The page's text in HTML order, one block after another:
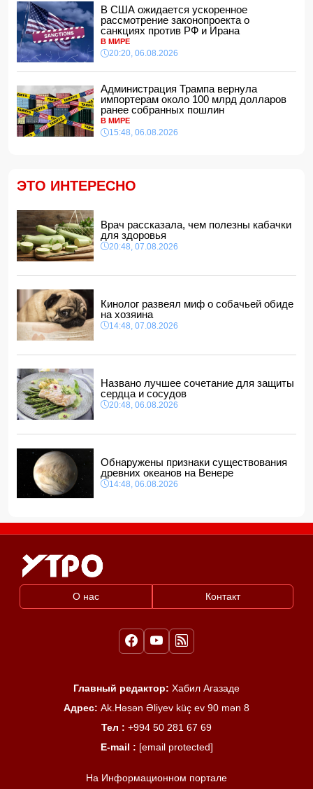
ЕС ввел новые санкции против России
14:34, 07.08.2026
Ужасающие подробности убийства мужа и жены в
Тертерском районе
14:28, 07.08.2026
14:14, 07.08.2026
Сына Абеля Магеррамова отозвали от должности посла
14:10, 07.08.2026
14:04, 07.08.2026
дипломатами
14:00, 07.08.2026
Прогноз погоды в Азербайджане на 8 августа
12:48, 07.08.2026
В Азербайджане ищут сотрудников с зарплатой до 10
12:40, 07.08.2026
В США ожидается ускоренное
рассмотрение законопроекта о
санкциях против РФ и Ирана
В МИРЕ
20:20, 06.08.2026
Администрация Трампа вернула
импортерам около 100 млрд долларов
ранее собранных пошлин
В МИРЕ
15:48, 06.08.2026
ЭТО ИНТЕРЕСНО
Врач рассказала, чем полезны кабачки
для здоровья
20:48, 07.08.2026
Кинолог развеял миф о собачьей обиде
на хозяина
14:48, 07.08.2026
Названо лучшее сочетание для защиты
сердца и сосудов
20:48, 06.08.2026
Обнаружены признаки существования
древних океанов на Венере
14:48, 06.08.2026
О нас Контакт
Главный редактор: Хабил Агазаде
Адрес: Ak.Həsən Əliyev küç ev 90 mən 8
Тел : +994 50 281 67 69
E-mail : [email protected]
На Информационном портале